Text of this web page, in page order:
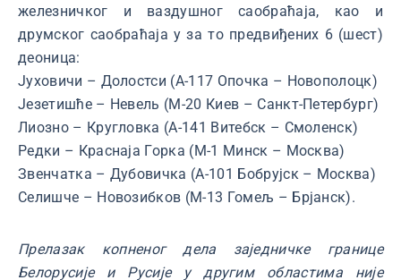
железничког и ваздушног саобраћаја, као и
друмског саобраћаја у за то предвиђених 6 (шест)
деоница:
Јуховичи – Долостси (А-117 Опочка – Новополоцк)
Језетишће – Невель (М-20 Киев – Санкт-Петербург)
Лиозно – Кругловка (А-141 Витебск – Смоленск)
Редки – Краснаја Горка (М-1 Минск – Москва)
Звенчатка – Дубовичка (А-101 Бобрујск – Москва)
Селишче – Новозибков (М-13 Гомељ – Брјанск).
Прелазак копненог дела заједничке границе
Белорусије и Русије у другим областима није